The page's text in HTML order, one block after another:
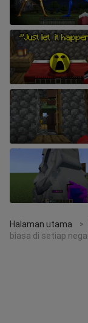
Halaman utama >
biasa di setiap